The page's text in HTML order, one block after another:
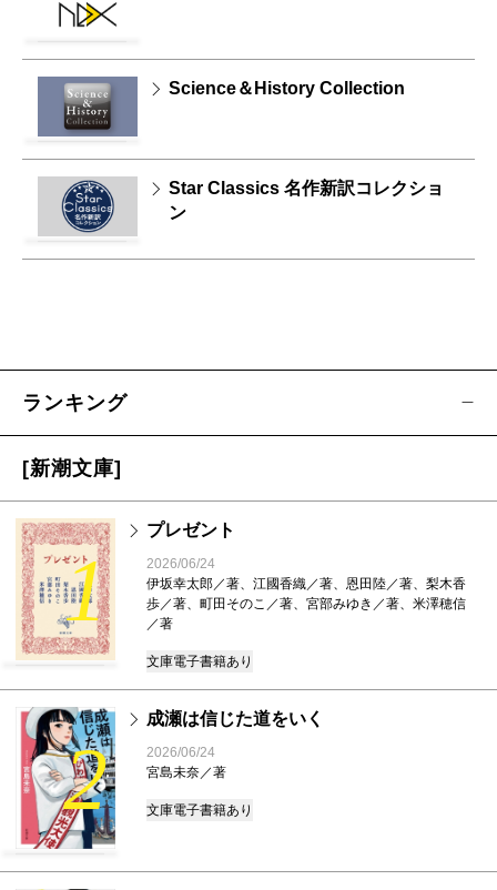
Science＆History Collection
Star Classics 名作新訳コレクショ
ン
ランキング
[新潮文庫]
1
プレゼント
2026/06/24
伊坂幸太郎／著、江國香織／著、恩田陸／著、梨木香
歩／著、町田そのこ／著、宮部みゆき／著、米澤穂信
／著
文庫電子書籍あり
2
成瀬は信じた道をいく
2026/06/24
宮島未奈／著
文庫電子書籍あり